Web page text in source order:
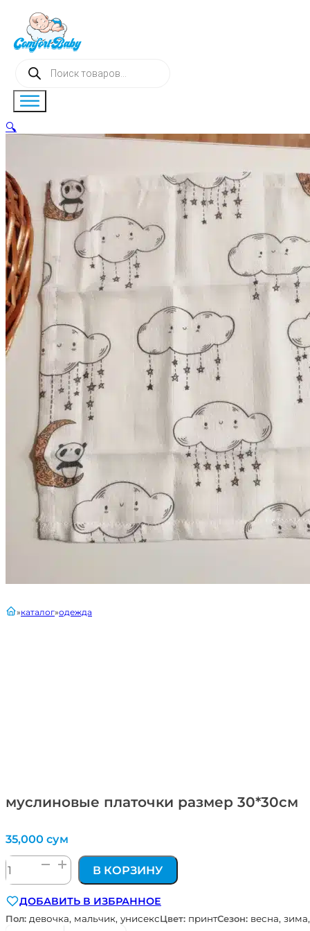
Поиск
товаров
муслиновые платочки размер 30*30см
главнаякаталог одежда
35,000 сум
Количество
товара
платочки
размер
В КОРЗИНУ
ДОБАВИТЬ В ИЗБРАННОЕ
Пол: девочка, мальчик, унисексЦвет: принтСезон: весна,
🔍